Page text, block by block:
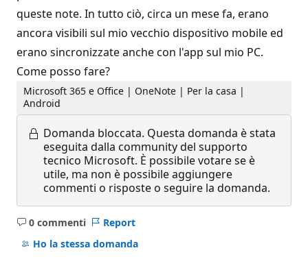
queste note. In tutto ciò, circa un mese fa, erano
ancora visibili sul mio vecchio dispositivo mobile ed
erano sincronizzate anche con l'app sul mio PC.
Come posso fare?
Microsoft 365 e Office | OneNote | Per la casa |
Android
Domanda bloccata. Questa domanda è stata
eseguita dalla community del supporto
tecnico Microsoft. È possibile votare se è
utile, ma non è possibile aggiungere
commenti o risposte o seguire la domanda.
0 commenti
Nessun
commento
Report
Ho la stessa domanda